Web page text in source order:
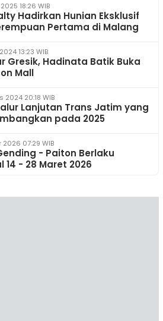
18:26 WIB
Hadirkan Hunian Eksklusif
Pertama di Malang
13:23 WIB
Gresik, Hadinata Batik Buka
Mall
2024 20:18 WIB
Lanjutan Trans Jatim yang
pada 2025
2026 07:29 WIB
- Paiton Berlaku
14 - 28 Maret 2026